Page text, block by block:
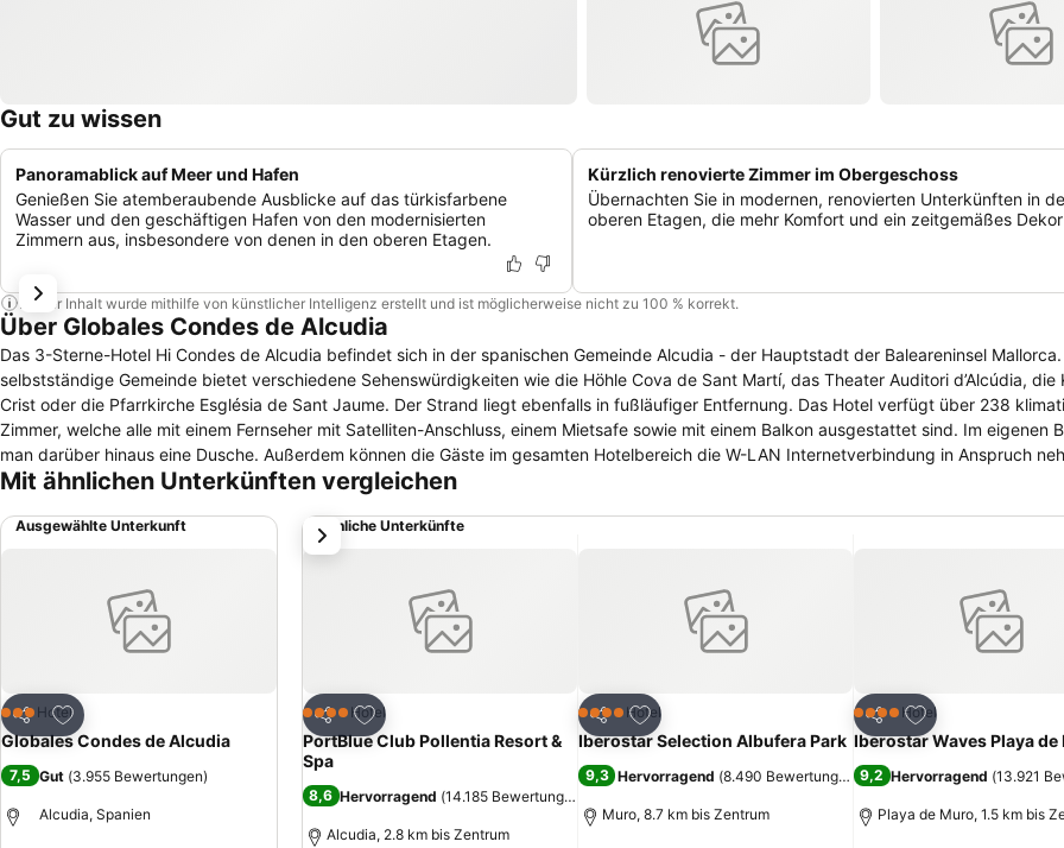
Gut zu wissen
Panoramablick auf Meer und Hafen
Genießen Sie atemberaubende Ausblicke auf das türkisfarbene
Wasser und den geschäftigen Hafen von den modernisierten
Zimmern aus, insbesondere von denen in den oberen Etagen.
Kürzlich renovierte Zimmer im Obergeschoss
Übernachten Sie in modernen, renovierten Unterkünften in
oberen Etagen, die mehr Komfort und ein zeitgemäßes
Dieser Inhalt wurde mithilfe von künstlicher Intelligenz erstellt und ist möglicherweise nicht zu 100 % korrekt.
Über Globales Condes de Alcudia
Das 3-Sterne-Hotel Hi Condes de Alcudia befindet sich in der spanischen Gemeinde Alcudia - der Hauptstadt der Baleareninsel Mallorca.
selbstständige Gemeinde bietet verschiedene Sehenswürdigkeiten wie die Höhle Cova de Sant Martí, das Theater Auditori d’Alcúdia, die
Crist oder die Pfarrkirche Església de Sant Jaume. Der Strand liegt ebenfalls in fußläufiger Entfernung. Das Hotel verfügt über 238 klimatisierte
Zimmer, welche alle mit einem Fernseher mit Satelliten-Anschluss, einem Mietsafe sowie mit einem Balkon ausgestattet sind. Im eigenen
man darüber hinaus eine Dusche. Außerdem können die Gäste im gesamten Hotelbereich die W-LAN Internetverbindung in Anspruch nehmen.
einem Buffet-Restaurant sorgen auch eine Cafeteria und eine Snackbar für das leibliche Wohl der Gäste. Getränke erhält man des
gibt es einen Spielplatz, ein Kinderbecken und Hochstühle. Eine Autovermietung, ein Wäscheservice und ein Fax-Service ergänzen die
Dienstleistungen. Ein Konferenzraum ist vorhanden.
Mit ähnlichen Unterkünften vergleichen
Ausgewählte Unterkunft
Teilen
Zu Favoriten hinzufügen
3 SterneHotel
Globales Condes de Alcudia
7,5 Gut (3.955 Bewertungen)
Alcudia, Spanien
Ähnliche Unterkünfte
Teilen
Zu Favoriten hinzufügen
4 SterneHotel
PortBlue Club Pollentia Resort &
Spa
8,6 Hervorragend (14.185 Bewertungen
Alcudia, 2.8 km bis Zentrum
Teilen
Zu Favoriten hinzufügen
4 SterneHotel
Iberostar Selection Albufera Park
9,3 Hervorragend (8.490 Bewertungen)
Muro, 8.7 km bis Zentrum
Teilen
Zu Favoriten
4 SterneHotel
Iberostar Waves Playa de
9,2 Hervorragend (13.921
Playa de Muro, 1.5 km bis
weiter